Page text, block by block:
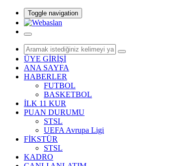
Toggle navigation
ÜYE GİRİŞİ
ANA SAYFA
HABERLER
FUTBOL
BASKETBOL
İLK 11 KUR
PUAN DURUMU
STSL
UEFA Avrupa Ligi
FİKSTÜR
STSL
KADRO